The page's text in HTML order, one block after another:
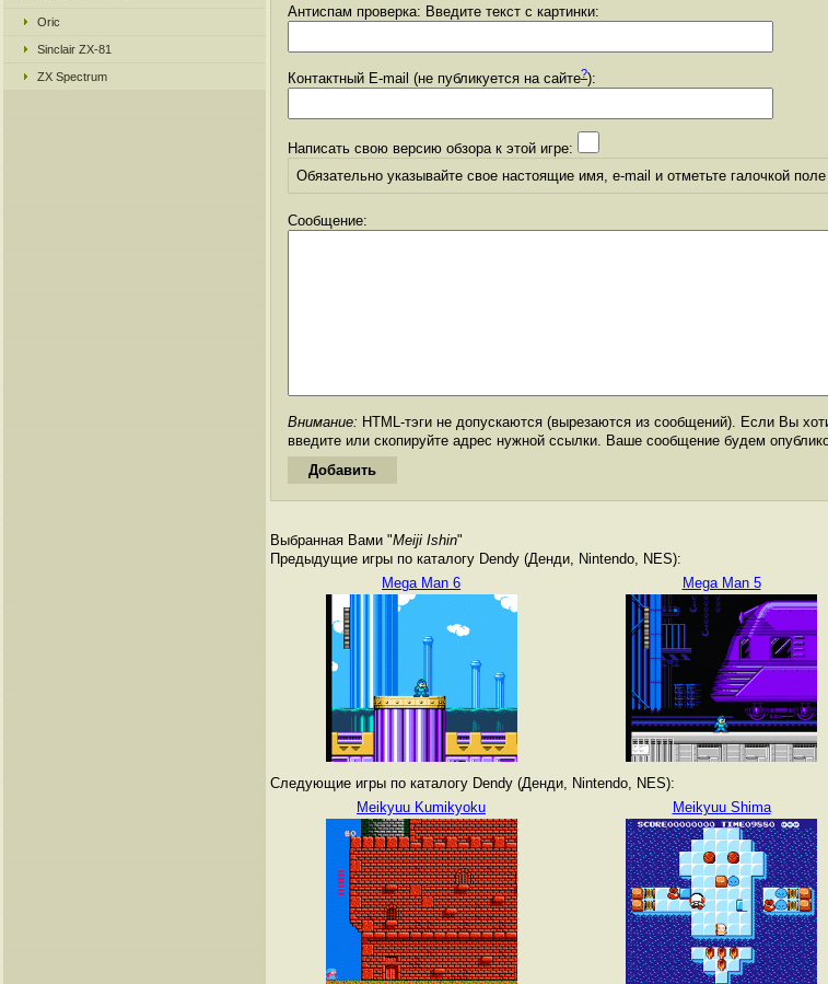
Oric
Sinclair ZX-81
ZX Spectrum
Антиспам проверка: Введите текст с картинки:
Контактный E-mail (не публикуется на сайте?):
Написать свою версию обзора к этой игре:
Обязательно указывайте свое настоящие имя, e-mail и отметьте галочкой
Сообщение:
Внимание: HTML-тэги не допускаются (вырезаются из сообщений). Если Вы
введите или скопируйте адрес нужной ссылки. Ваше сообщение будем
Выбранная Вами "Meiji Ishin"
Предыдущие игры по каталогу Dendy (Денди, Nintendo, NES):
Mega Man 6
Mega Man 5
Следующие игры по каталогу Dendy (Денди, Nintendo, NES):
Meikyuu Kumikyoku
Meikyuu Shima